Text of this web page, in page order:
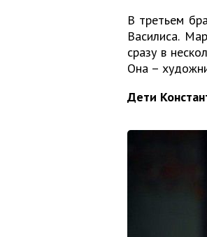
В третьем
Василиса.
сразу в
Она –
Дети